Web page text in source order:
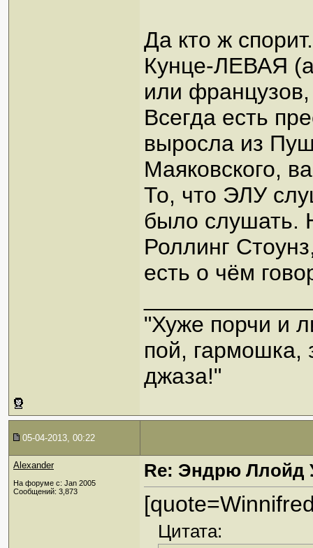
Да кто ж
Кунце-ЛЕВАЯ
или
Всегда есть
выросла из
Маяковского,
То, что ЭЛУ
было слушать.
Роллинг
есть о чём
"Хуже порчи и
пой, гармошка,
джаза!"
05-04-2013, 00:22
Alexander
На форуме с: Jan 2005
Сообщений: 3,873
Re: Эндрю Ллойд
Цитата: